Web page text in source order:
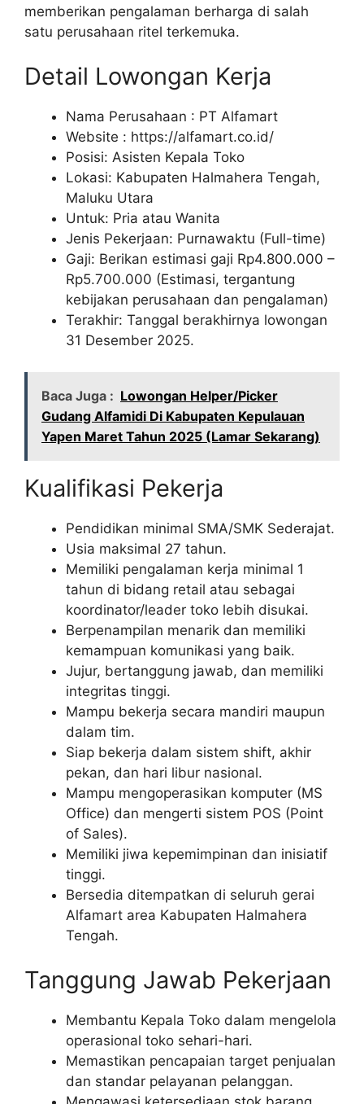
memberikan pengalaman berharga di salah
satu perusahaan ritel terkemuka.
Detail Lowongan Kerja
Nama Perusahaan : PT Alfamart
Website : https://alfamart.co.id/
Posisi: Asisten Kepala Toko
Lokasi: Kabupaten Halmahera Tengah,
Maluku Utara
Untuk: Pria atau Wanita
Jenis Pekerjaan: Purnawaktu (Full-time)
Gaji: Berikan estimasi gaji Rp4.800.000 –
Rp5.700.000 (Estimasi, tergantung
kebijakan perusahaan dan pengalaman)
Terakhir: Tanggal berakhirnya lowongan
31 Desember 2025.
Baca Juga : Lowongan Helper/Picker
Gudang Alfamidi Di Kabupaten Kepulauan
Yapen Maret Tahun 2025 (Lamar Sekarang)
Kualifikasi Pekerja
Pendidikan minimal SMA/SMK Sederajat.
Usia maksimal 27 tahun.
Memiliki pengalaman kerja minimal 1
tahun di bidang retail atau sebagai
koordinator/leader toko lebih disukai.
Berpenampilan menarik dan memiliki
kemampuan komunikasi yang baik.
Jujur, bertanggung jawab, dan memiliki
integritas tinggi.
Mampu bekerja secara mandiri maupun
dalam tim.
Siap bekerja dalam sistem shift, akhir
pekan, dan hari libur nasional.
Mampu mengoperasikan komputer (MS
Office) dan mengerti sistem POS (Point
of Sales).
Memiliki jiwa kepemimpinan dan inisiatif
tinggi.
Bersedia ditempatkan di seluruh gerai
Alfamart area Kabupaten Halmahera
Tengah.
Tanggung Jawab Pekerjaan
Membantu Kepala Toko dalam mengelola
operasional toko sehari-hari.
Memastikan pencapaian target penjualan
dan standar pelayanan pelanggan.